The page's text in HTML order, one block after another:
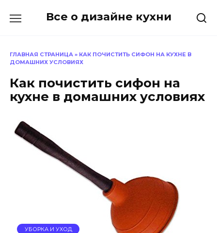
Все о дизайне кухни
ГЛАВНАЯ СТРАНИЦА » КАК ПОЧИСТИТЬ СИФОН НА КУХНЕ В
ДОМАШНИХ УСЛОВИЯХ
Как почистить сифон на
кухне в домашних условиях
УБОРКА И УХОД